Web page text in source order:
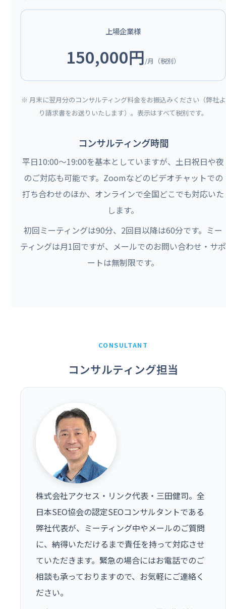
上場企業様
150,000円/月（税別）
※ 月末に翌月分のコンサルティング料金をお振込みください（弊社よ
り請求書をお送りいたします）。表示はすべて税別です。
コンサルティング時間
平日10:00〜19:00を基本としていますが、土日祝日や夜
のご対応も可能です。Zoomなどのビデオチャットでの
打ち合わせのほか、オンラインで全国どこでも対応いた
します。
初回ミーティングは90分、2回目以降は60分です。ミー
ティングは月1回ですが、メールでのお問い合わせ・サポ
ートは無制限です。
CONSULTANT
コンサルティング担当
株式会社アクセス・リンク代表・三田健司。全
日本SEO協会の認定SEOコンサルタントである
弊社代表が、ミーティング中やメールのご質問
に、納得いただけるまで責任を持って対応させ
ていただきます。緊急の場合にはお電話でのご
相談も承っておりますので、お気軽にご連絡く
ださい。